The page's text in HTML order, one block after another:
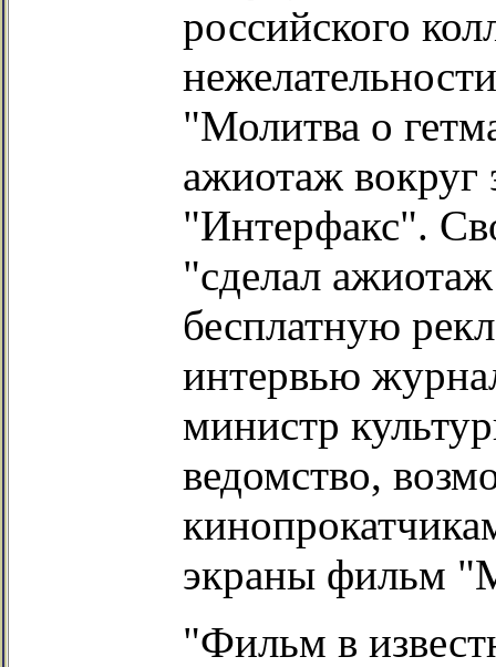
российского
"Молитва о
ажиотаж вокруг
"Интерфакс".
"сделал
бесплатную
интервью
министр
ведомство,
экраны фильм
"Фильм в